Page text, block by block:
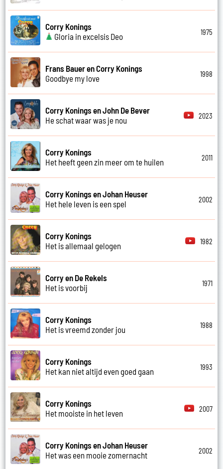
Corry Konings
Gloria in excelsis Deo
1975
Frans Bauer en Corry Konings
Goodbye my love
1998
Corry Konings en John De Bever
He schat waar was je nou
2023
Corry Konings
Het heeft geen zin meer om te huilen
2011
Corry Konings en Johan Heuser
Het hele leven is een spel
2002
Corry Konings
Het is allemaal gelogen
1982
Corry en De Rekels
Het is voorbij
1971
Corry Konings
Het is vreemd zonder jou
1988
Corry Konings
Het kan niet altijd even goed gaan
1993
Corry Konings
Het mooiste in het leven
2007
Corry Konings en Johan Heuser
Het was een mooie zomernacht
2002